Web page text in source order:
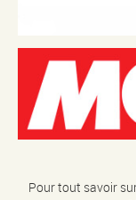
Pour tout savoir